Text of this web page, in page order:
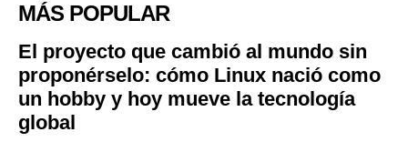
MÁS POPULAR
El proyecto que cambió al mundo sin
proponérselo: cómo Linux nació como
un hobby y hoy mueve la tecnología
global